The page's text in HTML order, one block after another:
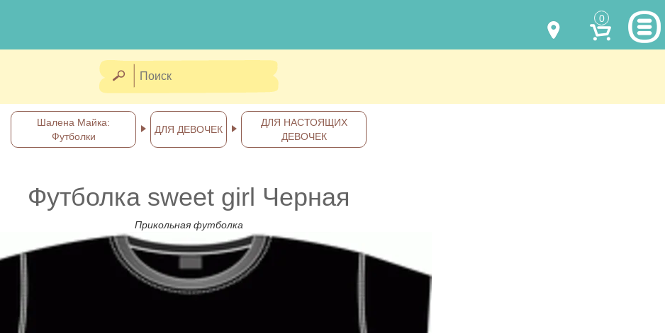
0
Отправка по Украине каждый день
Шалена Майка:
Футболки
ДЛЯ ДЕВОЧЕК
ДЛЯ НАСТОЯЩИХ
ДЕВОЧЕК
Футболка sweet girl Черная
Прикольная футболка